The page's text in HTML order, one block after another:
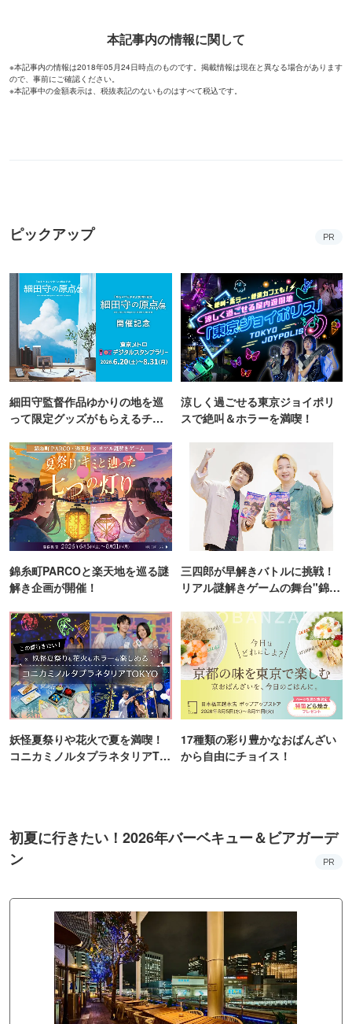
本記事内の情報に関して
※本記事内の情報は2018年05月24日時点のものです。掲載情報は現在と異なる場合があります
ので、事前にご確認ください。
※本記事中の金額表示は、税抜表記のないものはすべて税込です。
ピックアップ PR
細田守監督作品ゆかりの地を巡
って限定グッズがもらえるチャ
涼しく過ごせる東京ジョイポリ
スで絶叫＆ホラーを満喫！
錦糸町PARCOと楽天地を巡る謎
解き企画が開催！
三四郎が早解きバトルに挑戦！
リアル謎解きゲームの舞台"錦糸
妖怪夏祭りや花火で夏を満喫！
コニカミノルタプラネタリアTO
17種類の彩り豊かなおばんざい
から自由にチョイス！
初夏に行きたい！2026年バーベキュー＆ビアガーデ
ン
PR